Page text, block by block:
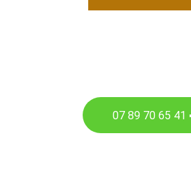
07 89 70 65 41